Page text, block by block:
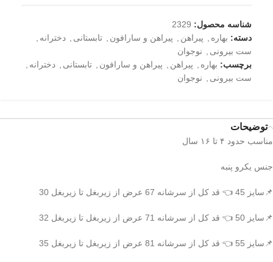
شناسه محصول: 2329
دسته: بهاره پیراهن پیراهن و سارافون تابستانی دخترانه
ست بیرونی
نوجوان
برچسب: بهاره پیراهن پیراهن و سارافون تابستانی دخترانه
ست بیرونی
نوجوان
توضیحات
مناسب حدود ۴ تا ۱۶ سال
جنس یکرو پنبه
📌سایز 45 👈 قد کل از سرشانه 67 عرض از زیربغل تا زیربغل 30
📌سایز 50 👈 قد کل از سرشانه 71 عرض از زیربغل تا زیربغل 32
📌سایز 55 👈 قد کل از سرشانه 81 عرض از زیربغل تا زیربغل 35